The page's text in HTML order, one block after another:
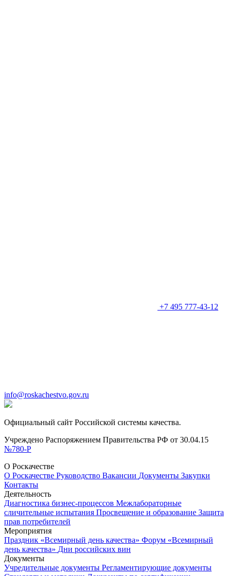
+7 495 777-43-12
info@roskachestvo.gov.ru
Официальный сайт Российской системы качества.
Учреждено Распоряжением Правительства РФ от 30.04.15
№780-Р
О Роскачестве
О Роскачестве Руководство Вакансии Документы Закупки
Контакты
Деятельность
Диагностика бизнес-процессов Межлабораторные
сличительные испытания Просвещение и образование Защита
прав потребителей
Мероприятия
Праздник «Всемирный день качества» Форум «Всемирный
день качества» Дни российских вин
Документы
Учредительные документы Регламентирующие документы